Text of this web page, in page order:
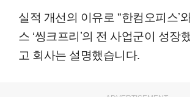
실적 개선의 이유로 ''한컴오피스’
스 ‘씽크프리’의 전 사업군이 성장
고 회사는 설명했습니다.